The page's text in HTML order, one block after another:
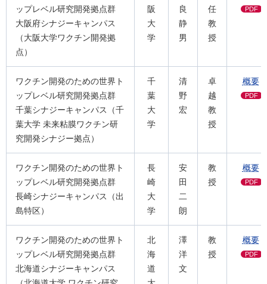
ップレベル研究開発拠点群
大阪府シナジーキャンパス
（大阪大学ワクチン開発拠
点）
阪
大
学
良
静
男
任
教
授
PDF
ワクチン開発のための世界ト
ップレベル研究開発拠点群
千葉シナジーキャンパス（千
葉⼤学 未来粘膜ワクチン研
究開発シナジー拠点）
千
葉
大
学
清
野
宏
卓
越
教
授
概要
PDF
ワクチン開発のための世界ト
ップレベル研究開発拠点群
⻑崎シナジーキャンパス（出
島特区）
長
崎
大
学
安
田
二
朗
教
授
概要
PDF
ワクチン開発のための世界ト
ップレベル研究開発拠点群
北海道シナジーキャンパス
北
海
道
澤
洋
文
教
授
概要
PDF